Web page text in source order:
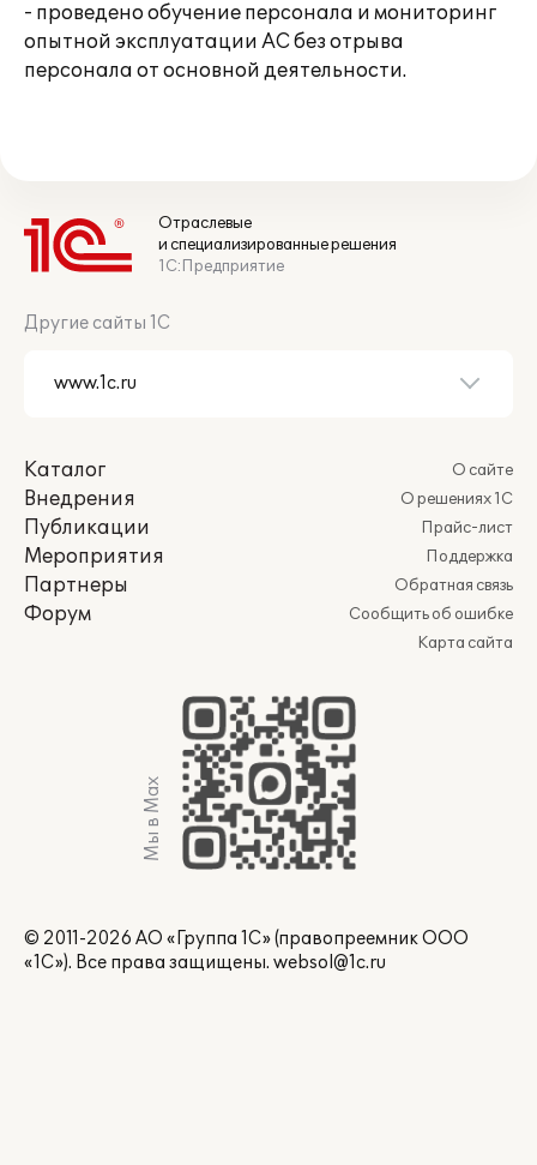
- проведено обучение персонала и мониторинг
опытной эксплуатации АС без отрыва
персонала от основной деятельности.
Отраслевые
и специализированные решения
1С:Предприятие
Другие сайты 1С
Каталог
Внедрения
Публикации
Мероприятия
Партнеры
Форум
О сайте
О решениях 1С
Прайс-лист
Поддержка
Обратная связь
Сообщить об ошибке
Карта сайта
Мы в Max
© 2011-2026 АО «Группа 1С» (правопреемник ООО
«1С»). Все права защищены. websol@1c.ru